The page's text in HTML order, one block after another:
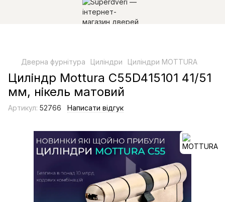
Дверна фурнітура Циліндри Циліндри MOTTURA
Циліндр Mottura C55D415101 41/51
мм, нікель матовий
Артикул: 52766 Написати відгук